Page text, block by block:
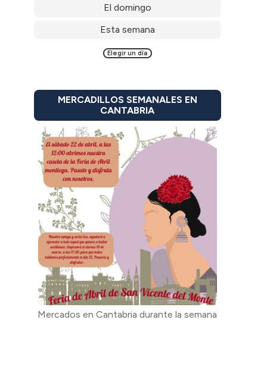
El domingo
Esta semana
Elegir un día
MERCADILLOS SEMANALES EN
CANTABRIA
Mercados en Cantabria durante la semana